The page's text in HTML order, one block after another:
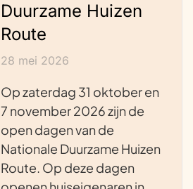
Duurzame Huizen
Route
28 mei 2026
Op zaterdag 31 oktober en
7 november 2026 zijn de
open dagen van de
Nationale Duurzame Huizen
Route. Op deze dagen